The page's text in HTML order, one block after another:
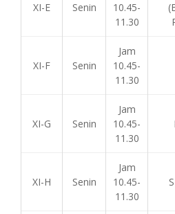
XI-E Senin
10.45-
11.30
XI-F Senin
Jam
10.45-
11.30
XI-G Senin
Jam
10.45-
11.30
XI-H Senin
Jam
10.45-
11.30